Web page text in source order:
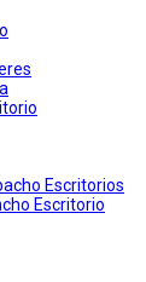
Escritorios
Escritorio